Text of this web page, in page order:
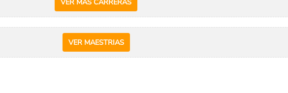
VER MÁS CARRERAS
VER MAESTRIAS